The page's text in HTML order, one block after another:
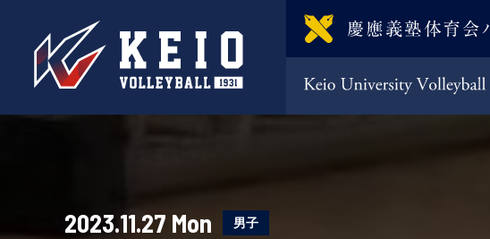
2023.11.27 Mon 男子